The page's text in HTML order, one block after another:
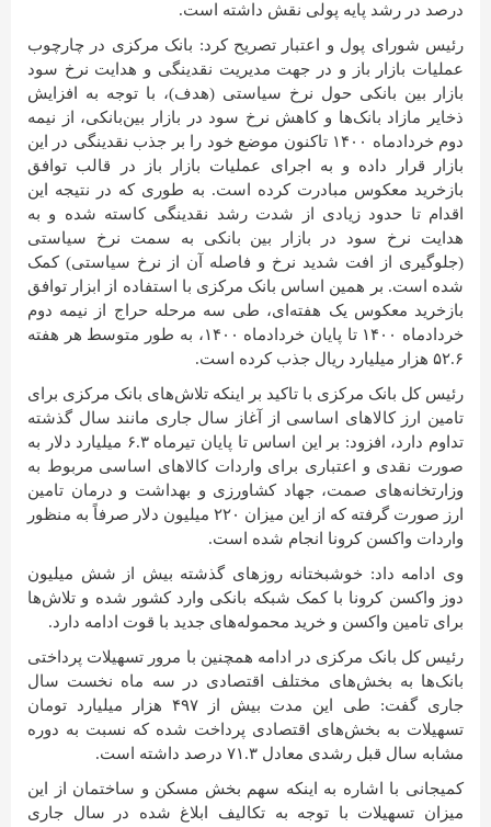
درصد در رشد پایه پولی نقش داشته‌ است.
رئیس شورای پول و اعتبار تصریح کرد: بانک مرکزی در چارچوب
عملیات بازار باز و در جهت مدیریت نقدینگی و هدایت نرخ سود
بازار بین بانکی حول نرخ سیاستی (هدف)، با توجه به افزایش
ذخایر مازاد بانک‌ها و کاهش نرخ سود در بازار بین‌بانکی، از نیمه
دوم خردادماه ۱۴۰۰ تاکنون موضع خود را بر جذب نقدینگی در این
بازار قرار داده و به اجرای عملیات بازار باز در قالب توافق
بازخرید معکوس مبادرت کرده است. به طوری که در نتیجه این
اقدام تا حدود زیادی از شدت رشد نقدینگی کاسته شده و به
هدایت نرخ سود در بازار بین بانکی به سمت نرخ سیاستی
(جلوگیری از افت شدید نرخ و فاصله آن از نرخ سیاستی) کمک
شده است. بر همین اساس بانک مرکزی با استفاده از ابزار توافق
بازخرید معکوس یک هفته‌ای، طی سه مرحله حراج از نیمه دوم
خردادماه ۱۴۰۰ تا پایان خردادماه ۱۴۰۰، به طور متوسط هر هفته
۵۲.۶ هزار میلیارد ریال جذب کرده است.
رئیس کل بانک مرکزی با تاکید بر اینکه تلاش‌های بانک مرکزی برای
تامین ارز کالاهای اساسی از آغاز سال جاری مانند سال گذشته
تداوم دارد، افزود: بر این اساس تا پایان تیرماه ۶.۳ میلیارد دلار به
صورت نقدی و اعتباری برای واردات کالاهای اساسی مربوط به
وزارتخانه‌های صمت، جهاد کشاورزی و بهداشت و درمان تامین
ارز صورت گرفته که از این میزان ۲۲۰ میلیون دلار صرفاً به منظور
واردات واکسن کرونا انجام شده است.
وی ادامه داد: خوشبختانه روزهای گذشته بیش از شش میلیون
دوز واکسن کرونا با کمک شبکه بانکی وارد کشور شده و تلاش‌ها
برای تامین واکسن و خرید محموله‌های جدید با قوت ادامه دارد.
رئیس کل بانک مرکزی در ادامه همچنین با مرور تسهیلات پرداختی
بانک‌ها به بخش‌های مختلف اقتصادی در سه ماه نخست سال
جاری گفت: طی این مدت بیش از ۴۹۷ هزار میلیارد تومان
تسهیلات به بخش‌های اقتصادی پرداخت شده که نسبت به دوره
مشابه سال قبل رشدی معادل ۷۱.۳ درصد داشته است.
کمیجانی با اشاره به اینکه سهم بخش مسکن و ساختمان از این
میزان تسهیلات با توجه به تکالیف ابلاغ شده در سال جاری